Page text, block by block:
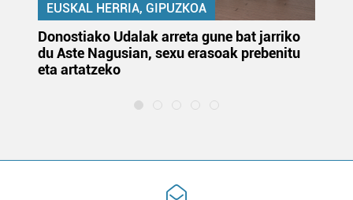
EUSKAL HERRIA, GIPUZKOA
Donostiako Udalak arreta gune bat jarriko
du Aste Nagusian, sexu erasoak prebenitu
eta artatzeko